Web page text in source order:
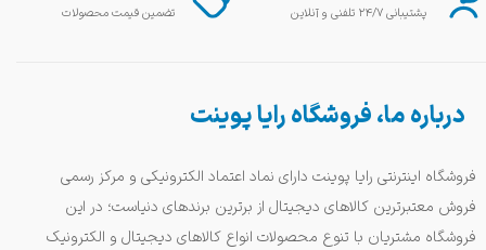
درباره ما، فروشگاه رایا پوینت
فروشگاه اینترنتی رایا پوینت دارای نماد اعتماد الکترونیکی و مرکز رسمی
فروش معتبرترین کالاهای دیجیتال از برترین برندهای دنیاست؛ در این
فروشگاه مشتریان با تنوع محصولات انواع کالاهای دیجیتال و الکترونیک
پشتیبانی ۲۴/۷ تلفنی و آنلاین تضمین قیمت محصولات